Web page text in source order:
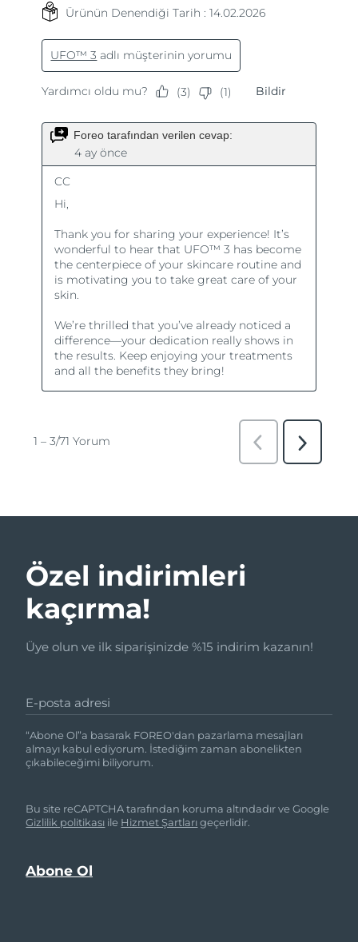
Özel indirimleri
kaçırma!
Üye olun ve ilk siparişinizde %15 indirim kazanın!
E-posta adresi
“Abone Ol”a basarak FOREO'dan pazarlama mesajları
almayı kabul ediyorum. İstediğim zaman abonelikten
çıkabileceğimi biliyorum.
Bu site reCAPTCHA tarafından koruma altındadır ve Google
Gizlilik politikası ile Hizmet Şartlarıgeçerlidir.